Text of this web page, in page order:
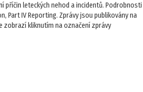
příčin leteckých nehod a incidentů. Podrobnosti
Part IV Reporting. Zprávy jsou publikovány na
zobrazí kliknutím na označení zprávy